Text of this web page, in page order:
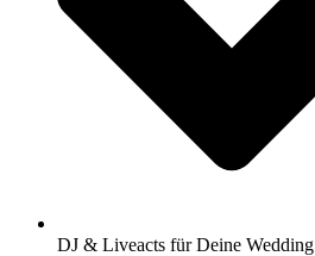
DJ & Liveacts für Deine Wedding